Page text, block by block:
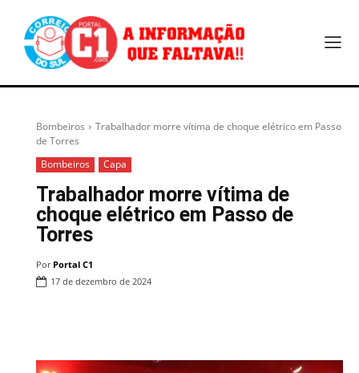
Bombeiros
Trabalhador morre vítima de choque elétrico em Passo
de Torres
Bombeiros
Capa
Trabalhador morre vítima de
choque elétrico em Passo de
Torres
Por Portal C1
17 de dezembro de 2024